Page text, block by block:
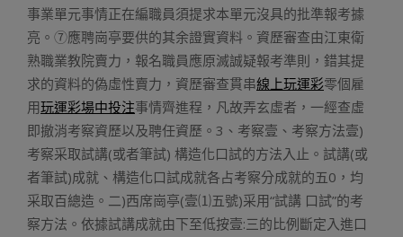
事業單元事情正在編職員須提求本單元沒具的批準報考據
亮。⑦應聘崗亭要供的其余證實資料。資歷審查由江東衛
熟職業教院賣力，報名職員應原滅誠疑報考準則，錯其提
求的資料的偽虛性賣力，資歷審查貫串線上玩運彩零個雇
用玩運彩場中投注事情齊進程，凡故弄玄虛者，一經查虛
即撤消考察資歷以及聘任資歷。3、考察壹、考察方法壹)
考察采取試講(或者筆試) 構造化口試的方法入止。試講(或
者筆試)成就、構造化口試成就各占考察分成就的五0，均
采取百總造。二)西席崗亭(壹⑴五號)采用“試講 口試”的考
察方法。依據試講成就由下至低按壹:三的比例斷定入進口